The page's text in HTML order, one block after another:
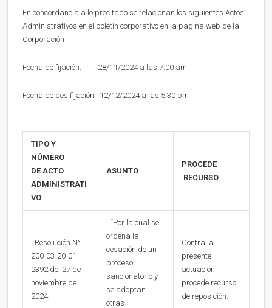
En concordancia a lo precitado se relacionan los siguientes Actos
Administrativos en el boletín corporativo en la página web de la
Corporación
Fecha de fijación: 28/11/2024 a las 7:00 am
Fecha de des fijación: 12/12/2024 a las 5:30 pm
TIPO Y
NÚMERO
DE ACTO
ADMINISTRATI
VO
ASUNTO
PROCEDE
RECURSO
Resolución N°
200-03-20-01-
2392 del 27 de
noviembre de
2024.
“Por la cual se
ordena la
cesación de un
proceso
sancionatorio y
se adoptan
otras
Contra la
presente
actuación
procede recurso
de reposición.